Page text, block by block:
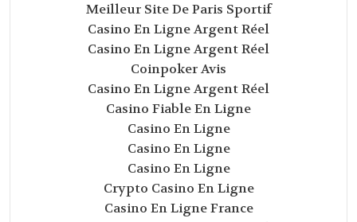
Meilleur Site De Paris Sportif
Casino En Ligne Argent Réel
Casino En Ligne Argent Réel
Coinpoker Avis
Casino En Ligne Argent Réel
Casino Fiable En Ligne
Casino En Ligne
Casino En Ligne
Casino En Ligne
Crypto Casino En Ligne
Casino En Ligne France